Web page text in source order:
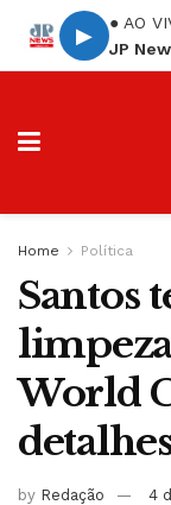
▶
● AO
JP
Home Política
Santos
World
by Redação 4